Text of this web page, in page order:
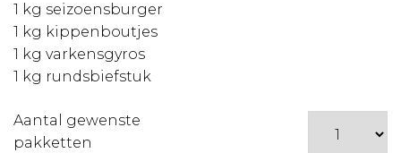
1 kg seizoensburger
1 kg kippenboutjes
1 kg varkensgyros
1 kg rundsbiefstuk
Aantal gewenste
pakketten